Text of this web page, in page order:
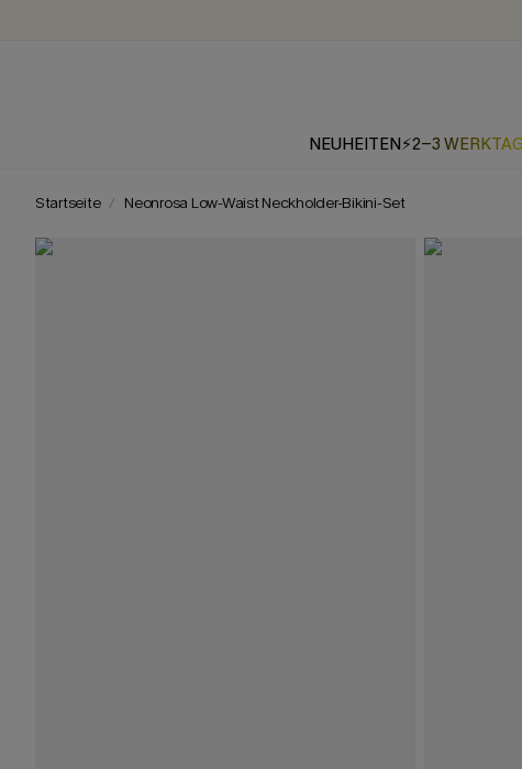
NEUHEITEN⚡2-3
Startseite Neonrosa Low-Waist Neckholder-Bikini-Set